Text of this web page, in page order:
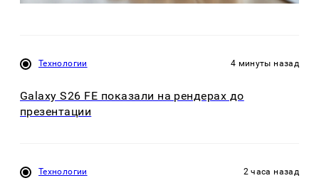
Технологии 4 минуты назад
Galaxy S26 FE показали на рендерах до
презентации
Технологии 2 часа назад